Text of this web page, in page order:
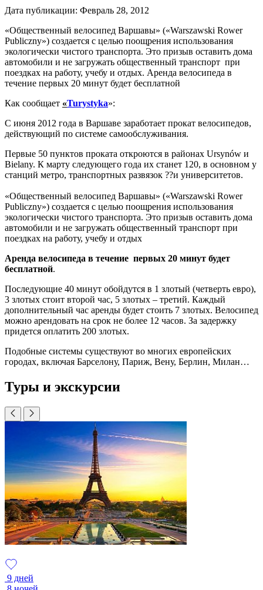
Дата публикации: Февраль 28, 2012
«Общественный велосипед Варшавы» («Warszawski Rower
Publiczny») создается с целью поощрения использования
экологически чистого транспорта. Это призыв оставить дома
автомобили и не загружать общественный транспорт при
поездках на работу, учебу и отдых. Аренда велосипеда в
течение первых 20 минут будет бесплатной
Как сообщает «Turystyka»:
С июня 2012 года в Варшаве заработает прокат велосипедов,
действующий по системе самообслуживания.
Первые 50 пунктов проката откроются в районах Ursynów и
Bielany. К марту следующего года их станет 120, в основном у
станций метро, транспортных развязок ??и университетов.
«Общественный велосипед Варшавы» («Warszawski Rower
Publiczny») создается с целью поощрения использования
экологически чистого транспорта. Это призыв оставить дома
автомобили и не загружать общественный транспорт при
поездках на работу, учебу и отдых
Аренда велосипеда в течение первых 20 минут будет
бесплатной.
Последующие 40 минут обойдутся в 1 злотый (четверть евро),
3 злотых стоит второй час, 5 злотых – третий. Каждый
дополнительный час аренды будет стоить 7 злотых. Велосипед
можно арендовать на срок не более 12 часов. За задержку
придется оплатить 200 злотых.
Подобные системы существуют во многих европейских
городах, включая Барселону, Париж, Вену, Берлин, Милан…
Туры и экскурсии
9 дней